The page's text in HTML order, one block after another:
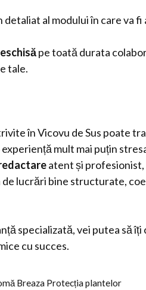
detaliat al modului în care va
pe toată durata
tale.
în Vicovu de Sus poate
mult mai puțin
atent și
lucrări bine structurate,
specializată, vei putea să îți
cu succes.
Breaza Protecția plantelor